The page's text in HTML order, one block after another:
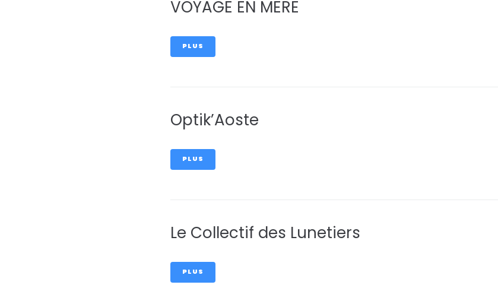
VOYAGE EN MERE
PLUS
Optik’Aoste
PLUS
Le Collectif des Lunetiers
PLUS